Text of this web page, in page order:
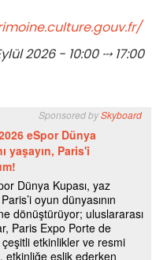
2026 - 10:00 ⤏ 17:00